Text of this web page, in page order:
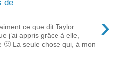
de
›
ce que dit Taylor
j’ai appris grâce à elle,
🙂 La seule chose qui, à mon